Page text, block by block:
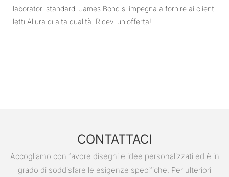
laboratori standard. James Bond ​​si impegna a fornire ai clienti
letti Allura di alta qualità. Ricevi un'offerta!
CONTATTACI
Accogliamo con favore disegni e idee personalizzati ed è in
grado di soddisfare le esigenze specifiche. Per ulteriori